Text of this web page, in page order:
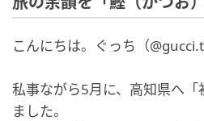
こんにちは。ぐっち（
私事ながら5月に、高知県へ「
ました。